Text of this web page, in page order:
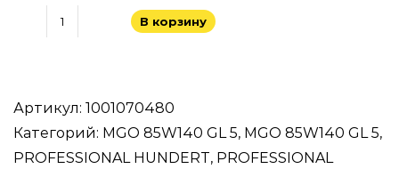
Количество
HUNDERT
MGO
85W140
В корзину
Артикул: 1001070480
Категорий: MGO 85W140 GL 5, MGO 85W140 GL 5,
PROFESSIONAL HUNDERT, PROFESSIONAL